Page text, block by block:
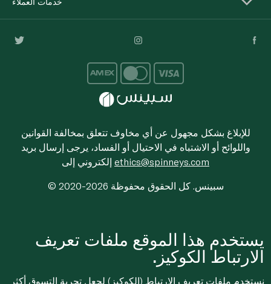
للإبلاغ بشكل مجهول عن أي مخاوف تتعلق بمخالفة القوانين
واللوائح أو الاشتباه في الاحتيال أو الفساد، يرجى إرسال بريد
ethics@spinneys.com
© 2020-2026 سبينس. كل الحقوق محفوظة
يستخدم هذا الموقع ملفات تعريف
الارتباط الكوكيز.
نستخدم ملفات تعريف الارتباط (الكوكيز) لجعل تجربة التسوق أكثر